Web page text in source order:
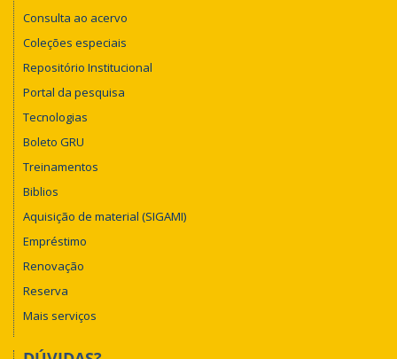
Consulta ao acervo
Coleções especiais
Repositório Institucional
Portal da pesquisa
Tecnologias
Boleto GRU
Treinamentos
Biblios
Aquisição de material (SIGAMI)
Empréstimo
Renovação
Reserva
Mais serviços